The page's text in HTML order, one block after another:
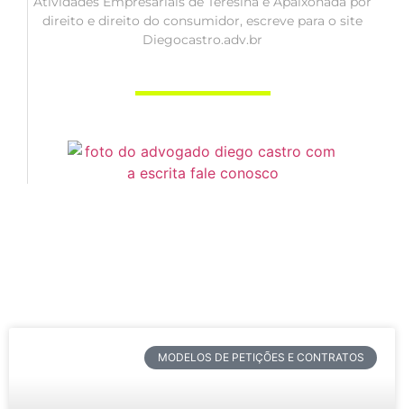
direito e direito do consumidor, escreve para o site
Diegocastro.adv.br
MODELOS DE PETIÇÕES E CONTRATOS